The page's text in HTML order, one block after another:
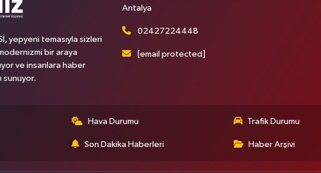
yepyeni temasıyla sizleri
bir araya
ve insanlara haber
sunuyor.
Antalya
02427224448
[email protected]
Hava Durumu Trafik Durumu
Son Dakika Haberleri Haber Arşivi